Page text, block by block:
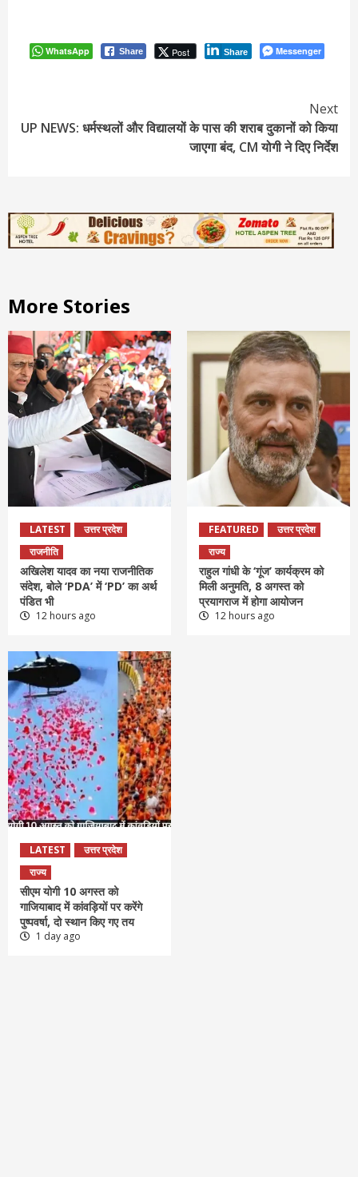
WhatsApp Share Post Share Messenger
Reading
Next
UP NEWS: धर्मस्थलों और विद्यालयों के पास की शराब दुकानों को किया
जाएगा बंद, CM योगी ने दिए निर्देश
More Stories
LATEST
उत्तर प्रदेश
राजनीति
अखिलेश यादव का नया राजनीतिक
संदेश, बोले ‘PDA’ में ‘PD’ का अर्थ
पंडित भी
12 hours ago
FEATURED
उत्तर प्रदेश
राज्य
राहुल गांधी के ‘गूंज’ कार्यक्रम को
मिली अनुमति, 8 अगस्त को
प्रयागराज में होगा आयोजन
12 hours ago
LATEST
उत्तर प्रदेश
राज्य
सीएम योगी 10 अगस्त को
गाजियाबाद में कांवड़ियों पर करेंगे
पुष्पवर्षा, दो स्थान किए गए तय
1 day ago